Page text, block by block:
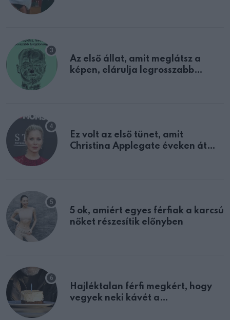
Az első állat, amit meglátsz a
képen, elárulja legrosszabb
Ez volt az első tünet, amit
Christina Applegate éveken át
5 ok, amiért egyes férfiak a karcsú
nőket részesítik előnyben
Hajléktalan férfi megkért, hogy
vegyek neki kávét a